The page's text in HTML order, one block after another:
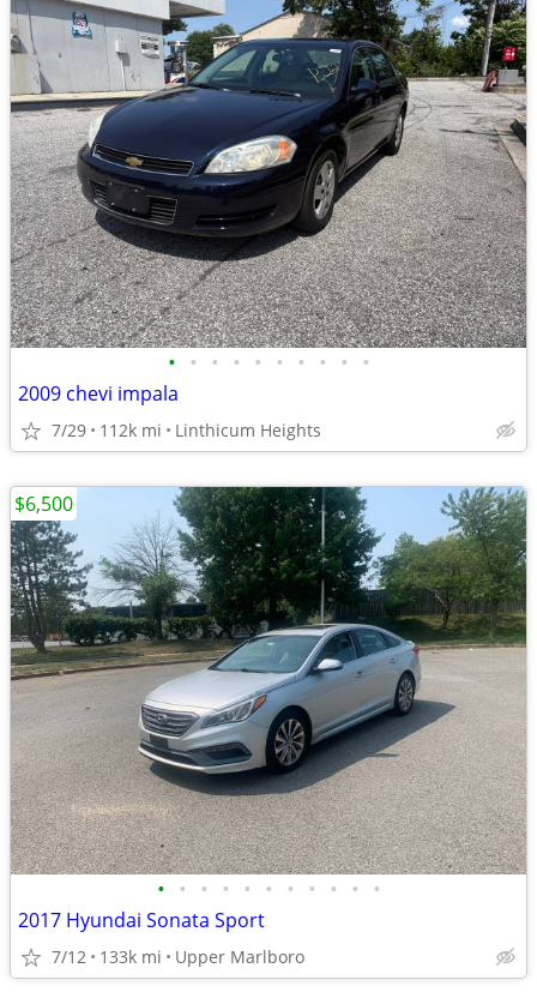
• • • • • • • • • •
2009 chevi impala
7/29 112k mi Linthicum Heights
• • • • • • • • • • •
2017 Hyundai Sonata Sport
7/12 133k mi Upper Marlboro
$6,500